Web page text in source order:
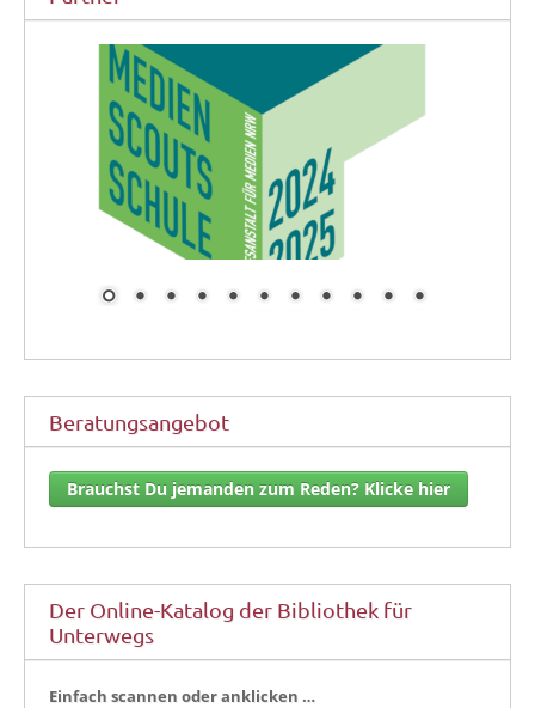
Beratungsangebot
Brauchst Du jemanden zum Reden? Klicke hier
Der Online-Katalog der Bibliothek für
Unterwegs
Ein­fach scan­nen oder anklicken …